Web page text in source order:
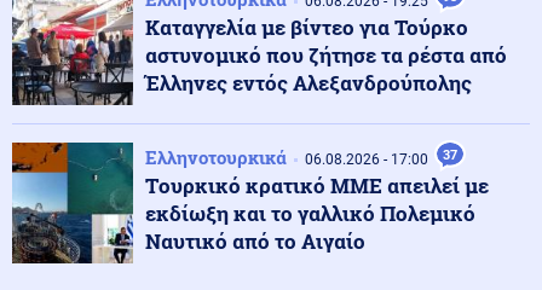
Ελληνοτουρκικά 06.08.2026 - 22:59
Ο Τούρκος "Γκρίζος Λύκος" Μπαχτσελί "λαγός" του
Ερντογάν ζητάει την απελευθέρωση Οτσαλάν! Πως
επηρεάζονται προς το χειρότερο τα Ελληνοτουρκικά;
Περιβάλλον 06.08.2026 - 22:59
Το μυστήριο που απασχολεί τους παλαιοντολόγους:
Γιατί δεν υπήρξαν ποτέ δεινόσαυροι σε μέγεθος
ποντικιού
Καταγγελία με βίντεο για Τούρκο
αστυνομικό που ζήτησε τα ρέστα από
Έλληνες εντός Αλεξανδρούπολης
Ελληνοτουρκικά 06.08.2026 - 17:00 37
Tουρκικό κρατικό ΜΜΕ απειλεί με
εκδίωξη και το γαλλικό Πολεμικό
Ναυτικό από το Αιγαίο